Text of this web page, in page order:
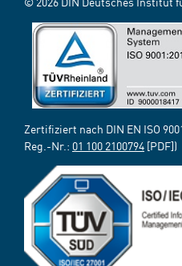
Zertifiziert nach DIN EN ISO
Reg.-Nr.: 01 100 2100794 [PDF])